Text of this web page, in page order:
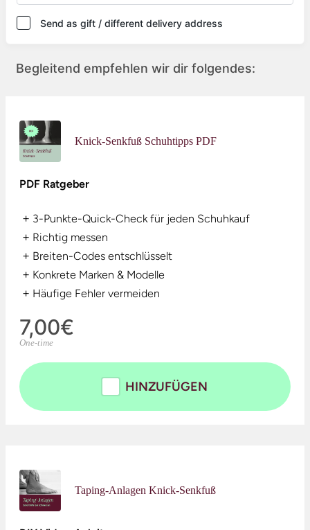
Send as gift / different delivery address
Begleitend empfehlen wir dir folgendes:
Knick-Senkfuß Schuhtipps PDF
PDF Ratgeber
+ 3-Punkte-Quick-Check für jeden Schuhkauf
+ Richtig messen
+ Breiten-Codes entschlüsselt
+ Konkrete Marken & Modelle
+ Häufige Fehler vermeiden
7,00€
One-time
HINZUFÜGEN
Taping-Anlagen Knick-Senkfuß